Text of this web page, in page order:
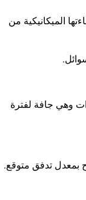
الميكانيكية من
الوحدات وهي جافة لفترة
بمعدل تدفق متوقع.